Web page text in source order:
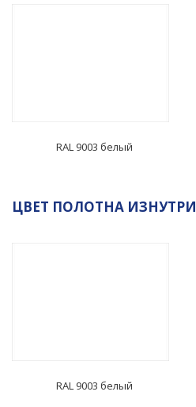
RAL 9003 белый
ЦВЕТ ПОЛОТНА ИЗНУТРИ
RAL 9003 белый